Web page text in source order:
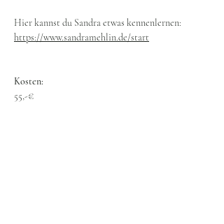
Hier kannst du Sandra etwas kennenlernen:
https://www.sandramehlin.de/start
Kosten:
55,-€